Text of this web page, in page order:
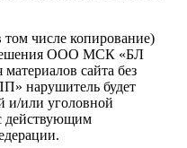
том числе копирование)
ООО МСК «БЛ
сайта без
нарушитель будет
и/или уголовной
действующим